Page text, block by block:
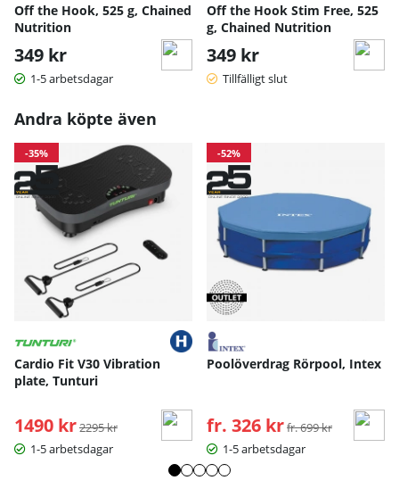
Off the Hook, 525 g, Chained
Nutrition
349 kr
1-5 arbetsdagar
Off the Hook Stim Free, 525
g, Chained Nutrition
349 kr
Tillfälligt slut
Andra köpte även
-35%
Cardio Fit V30 Vibration
plate, Tunturi
1490 kr Ordinarie pris:
2295 kr
1-5 arbetsdagar
-52%
Poolöverdrag Rörpool, Intex
fr. 326 kr Ordinarie pris:
fr. 699 kr
1-5 arbetsdagar